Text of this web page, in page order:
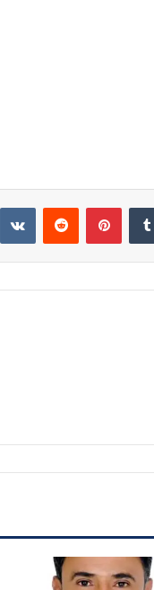
‏Tumblr بينتيريست
‏Reddit
‏VKontakte